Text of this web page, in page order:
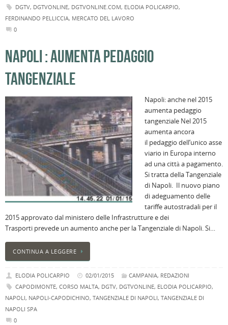
DGTV, DGTVONLINE, DGTVONLINE.COM, ELODIA POLICARPIO,
FERDINANDO PELLICCIA, MERCATO DEL LAVORO
0
NAPOLI : AUMENTA PEDAGGIO
TANGENZIALE
Napoli: anche nel 2015
aumenta pedaggio
tangenziale Nel 2015
aumenta ancora
il pedaggio dell’unico asse
viario in Europa interno
ad una città a pagamento.
Si tratta della Tangenziale
di Napoli. Il nuovo piano
di adeguamento delle
tariffe autostradali per il
2015 approvato dal ministero delle Infrastrutture e dei
Trasporti prevede un aumento anche per la Tangenziale di Napoli. Si…
CONTINUA A LEGGERE
ELODIA POLICARPIO 02/01/2015 CAMPANIA, REDAZIONI
CAPODIMONTE, CORSO MALTA, DGTV, DGTVONLINE, ELODIA POLICARPIO,
NAPOLI, NAPOLI-CAPODICHINO, TANGENZIALE DI NAPOLI, TANGENZIALE DI
NAPOLI SPA
0